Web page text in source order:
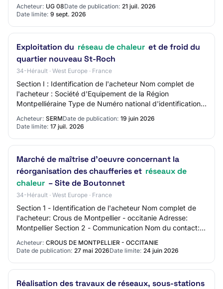
Acheteur: UG 08Date de publication: 21 juil. 2026
Date limite: 9 sept. 2026
Exploitation du réseau de chaleur et de froid du
quartier nouveau St-Roch
34-Hérault · West Europe · France
Section I : Identification de l'acheteur Nom complet de
l'acheteur : Société d'Equipement de la Région
Montpelliéraine Type de Numéro national d'identification :
Acheteur: SERMDate de publication: 19 juin 2026
Date limite: 17 juil. 2026
Marché de maîtrise d’oeuvre concernant la
réorganisation des chaufferies et réseaux de
chaleur – Site de Boutonnet
34-Hérault · West Europe · France
Section 1 - Identification de l'acheteur Nom complet de
l'acheteur: Crous de Montpellier - occitanie Adresse:
Montpellier Section 2 - Communication Nom du contact:
Acheteur: CROUS DE MONTPELLIER - OCCITANIE
Date de publication: 27 mai 2026Date limite: 24 juin 2026
Réalisation des travaux de réseaux, sous-stations